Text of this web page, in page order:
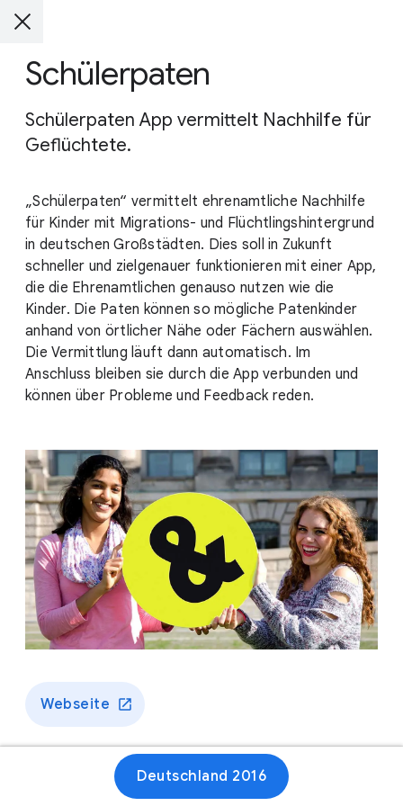
Schülerpaten
Schülerpaten App vermittelt Nachhilfe für
Geflüchtete.
„Schülerpaten“ vermittelt ehrenamtliche Nachhilfe
für Kinder mit Migrations- und Flüchtlingshintergrund
in deutschen Großstädten. Dies soll in Zukunft
schneller und zielgenauer funktionieren mit einer App,
die die Ehrenamtlichen genauso nutzen wie die
Kinder. Die Paten können so mögliche Patenkinder
anhand von örtlicher Nähe oder Fächern auswählen.
Die Vermittlung läuft dann automatisch. Im
Anschluss bleiben sie durch die App verbunden und
können über Probleme und Feedback reden.
Webseite
Deutschland 2016